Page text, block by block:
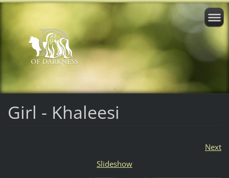
Girl - Khaleesi
Next
Slideshow